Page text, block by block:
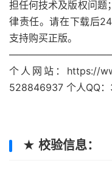
担任何技术及版权问题
律责任。请在下载后
支持购买正版。
个人网站：https://
528846937 个人QQ
★ 校验信息：